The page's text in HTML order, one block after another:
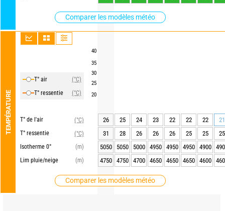
Comparer les modèles météo
TEMPÉRATURE
T° air
(°C)
T° ressentie
(°C)
T° de l'air
(°C)
T° ressentie
(°C)
Isotherme 0°
(m)
Lim pluie/neige
(m)
Comparer les modèles météo
40
35
30
25
20
26 25 24 23 22 22 22
21
31
28 26 26 26 25 25
25
5050
5050 5000 4950 4950 4950 4900
4750
4750 4700 4650 4650 4650 4600